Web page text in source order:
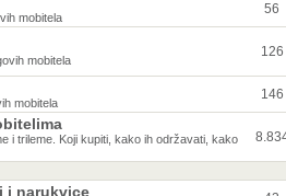
mobitela
56
mobitela
126
mobitela
146
i trileme. Koji kupiti, kako ih održavati, kako
i narukvice